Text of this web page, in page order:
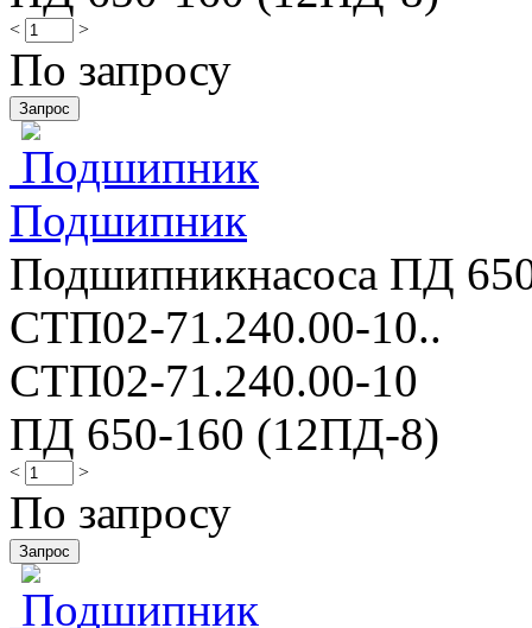
< >
По запросу
Подшипник
Подшипникнасоса ПД
СТП02-71.240.00-10..
СТП02-71.240.00-10
ПД 650-160 (12ПД-8)
< >
По запросу